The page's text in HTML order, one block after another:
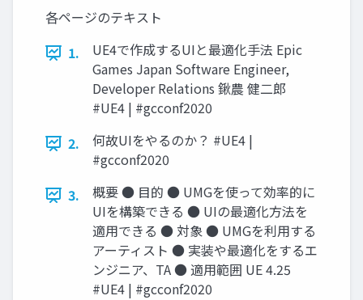
各ページのテキスト
1.
UE4で作成するUIと最適化手法 Epic
Games Japan Software Engineer,
Developer Relations 鍬農 健二郎
#UE4 | #gcconf2020
2.
何故UIをやるのか？ #UE4 |
#gcconf2020
3.
概要 ● 目的 ● UMGを使って効率的に
UIを構築できる ● UIの最適化方法を
適用できる ● 対象 ● UMGを利用する
アーティスト ● 実装や最適化をするエ
ンジニア、TA ● 適用範囲 UE 4.25
#UE4 | #gcconf2020